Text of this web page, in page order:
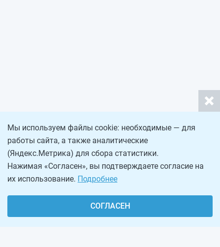
Мы используем файлы cookie: необходимые — для
работы сайта, а также аналитические
(Яндекс.Метрика) для сбора статистики.
Нажимая «Согласен», вы подтверждаете согласие на
их использование. Подробнее
СОГЛАСЕН